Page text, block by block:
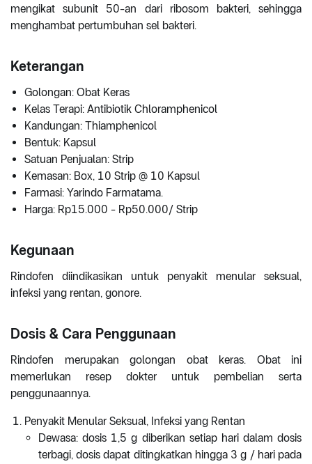
mengikat subunit 50-an dari ribosom bakteri, sehingga
menghambat pertumbuhan sel bakteri.
Keterangan
Golongan: Obat Keras
Kelas Terapi: Antibiotik Chloramphenicol
Kandungan: Thiamphenicol
Bentuk: Kapsul
Satuan Penjualan: Strip
Kemasan: Box, 10 Strip @ 10 Kapsul
Farmasi: Yarindo Farmatama.
Harga: Rp15.000 - Rp50.000/ Strip
Kegunaan
Rindofen diindikasikan untuk penyakit menular seksual,
infeksi yang rentan, gonore.
Dosis & Cara Penggunaan
Rindofen merupakan golongan obat keras. Obat ini
memerlukan resep dokter untuk pembelian serta
penggunaannya.
Penyakit Menular Seksual, Infeksi yang Rentan
Dewasa: dosis 1,5 g diberikan setiap hari dalam dosis
terbagi, dosis dapat ditingkatkan hingga 3 g / hari pada